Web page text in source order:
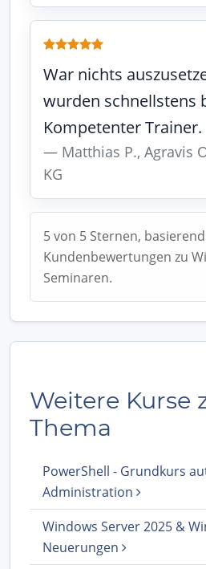
War nichts
wurden schnellstens
Kompetenter Trainer.
Matthias P., Agravis
KG
5 von 5 Sternen,
Kundenbewertungen zu
Seminaren.
Weitere Kurse
Thema
PowerShell - Grundkurs
Administration
Windows Server 2025 &
Neuerungen